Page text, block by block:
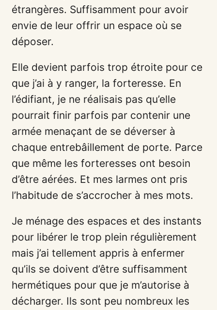
étrangères. Suffisamment pour avoir
envie de leur offrir un espace où se
déposer.
Elle devient parfois trop étroite pour ce
que j’ai à y ranger, la forteresse. En
l’édifiant, je ne réalisais pas qu’elle
pourrait finir parfois par contenir une
armée menaçant de se déverser à
chaque entrebâillement de porte. Parce
que même les forteresses ont besoin
d’être aérées. Et mes larmes ont pris
l’habitude de s’accrocher à mes mots.
Je ménage des espaces et des instants
pour libérer le trop plein régulièrement
mais j’ai tellement appris à enfermer
qu’ils se doivent d’être suffisamment
hermétiques pour que je m’autorise à
décharger. Ils sont peu nombreux les